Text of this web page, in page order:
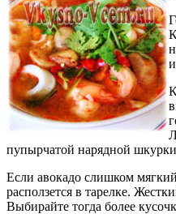
пупырчатой нарядной
Если авокадо слишком
расползется в тарелке.
Выбирайте тогда более